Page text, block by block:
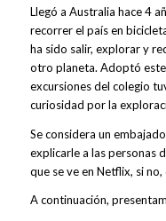
Llegó a Australia hace 4
recorrer el país en
ha sido salir, explorar y
otro planeta. Adoptó
excursiones del colegio
curiosidad por la
Se considera un
explicarle a las personas
que se ve en Netflix, si
A continuación,